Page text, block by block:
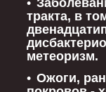
тракта, в
метеоризм.
Ожоги,